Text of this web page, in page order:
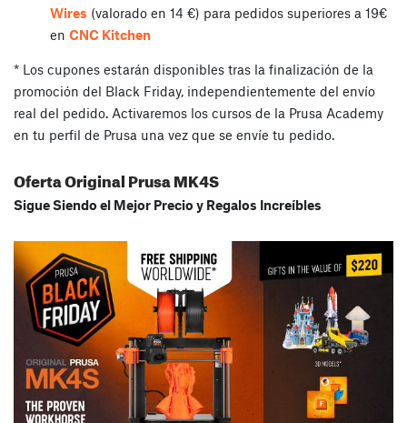
Wires (valorado en 14 €) para pedidos superiores a 19€
en CNC Kitchen
* Los cupones estarán disponibles tras la finalización de la
promoción del Black Friday, independientemente del envío
real del pedido. Activaremos los cursos de la Prusa Academy
en tu perfil de Prusa una vez que se envíe tu pedido.
Oferta Original Prusa MK4S
Sigue Siendo el Mejor Precio y Regalos Increíbles